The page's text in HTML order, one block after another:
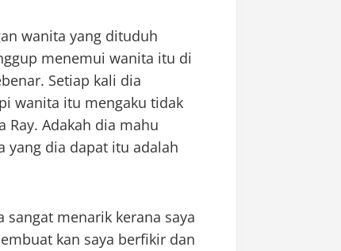
wanita yang dituduh
menemui wanita itu di
Setiap kali dia
wanita itu mengaku tidak
Adakah dia mahu
yang dia dapat itu adalah
menarik kerana saya
kan saya berfikir dan